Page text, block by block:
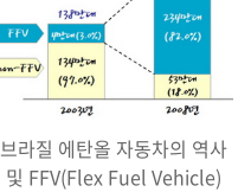
브라질 에탄올 자동차의 역사
및 FFV(Flex Fuel Vehicle)